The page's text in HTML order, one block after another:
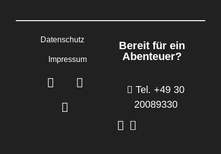
Datenschutz
Impressum
Bereit für ein
Abenteuer?
Tel. +49 30
20089330